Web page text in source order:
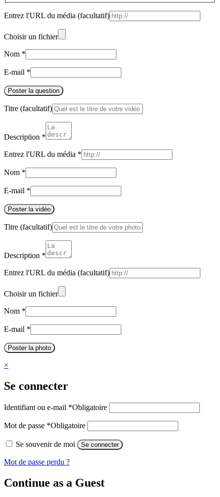
Entrez l'URL du média (facultatif)
Choisir un fichier
Nom *
E-mail *
Poster la question
Titre (facultatif)
Description *
Entrez l'URL du média *
Nom *
E-mail *
Poster la vidéo
Titre (facultatif)
Description *
Entrez l'URL du média (facultatif)
Choisir un fichier
Nom *
E-mail *
Poster la photo
×
Se connecter
Identifiant ou e-mail *Obligatoire
Mot de passe *Obligatoire
Se souvenir de moi Se connecter
Mot de passe perdu ?
Continue as a Guest